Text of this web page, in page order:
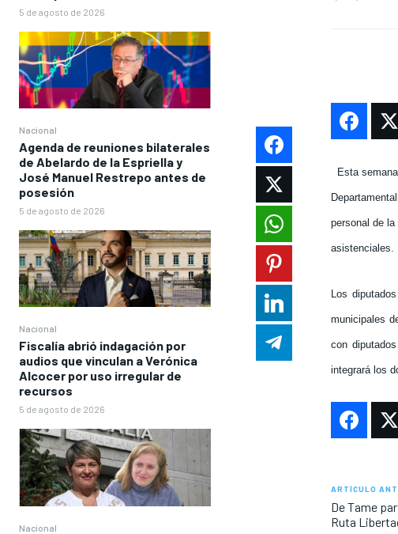
5 de agosto de 2026
Nacional
Agenda de reuniones bilaterales
de Abelardo de la Espriella y
José Manuel Restrepo antes de
posesión
5 de agosto de 2026
Nacional
Fiscalía abrió indagación por
audios que vinculan a Verónica
Alcocer por uso irregular de
recursos
5 de agosto de 2026
Nacional
Esta
personal de
asistenciales.
Los
municipales
con
integrará los
ARTÍCULO
De Tame
Ruta